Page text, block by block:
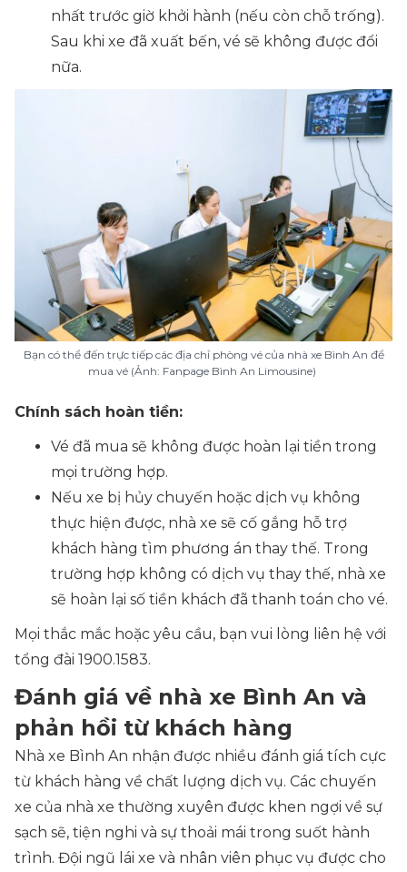
nhất trước giờ khởi hành (nếu còn chỗ trống).
Sau khi xe đã xuất bến, vé sẽ không được đổi
nữa.
Bạn có thể đến trực tiếp các địa chỉ phòng vé của nhà xe Bình An để
mua vé (Ảnh: Fanpage Bình An Limousine)
Chính sách hoàn tiền:
Vé đã mua sẽ không được hoàn lại tiền trong
mọi trường hợp.
Nếu xe bị hủy chuyến hoặc dịch vụ không
thực hiện được, nhà xe sẽ cố gắng hỗ trợ
khách hàng tìm phương án thay thế. Trong
trường hợp không có dịch vụ thay thế, nhà xe
sẽ hoàn lại số tiền khách đã thanh toán cho vé.
Mọi thắc mắc hoặc yêu cầu, bạn vui lòng liên hệ với
tổng đài 1900.1583.
Đánh giá về nhà xe Bình An và
phản hồi từ khách hàng
Nhà xe Bình An nhận được nhiều đánh giá tích cực
từ khách hàng về chất lượng dịch vụ. Các chuyến
xe của nhà xe thường xuyên được khen ngợi về sự
sạch sẽ, tiện nghi và sự thoải mái trong suốt hành
trình. Đội ngũ lái xe và nhân viên phục vụ được cho